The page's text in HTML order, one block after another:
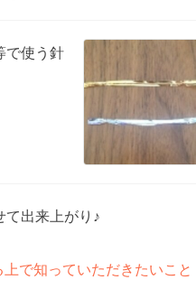
で使う針
て出来上がり♪
上で知っていただきたいこと